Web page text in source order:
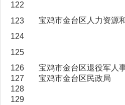
宝鸡市金台区人力资源
122
123
124
125
126
宝鸡市金台区退役军人
127
宝鸡市金台区民政局
128
129